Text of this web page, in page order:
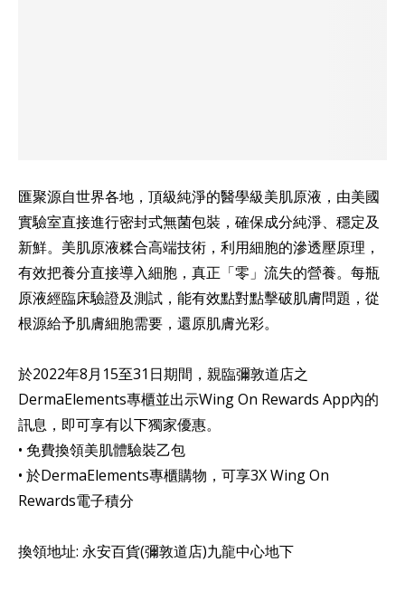
匯聚源自世界各地，頂級純淨的醫學級美肌原液，由美國
實驗室直接進行密封式無菌包裝，確保成分純淨、穩定及
新鮮。美肌原液糅合高端技術，利用細胞的滲透壓原理，
有效把養分直接導入細胞，真正「零」流失的營養。每瓶
原液經臨床驗證及測試，能有效點對點擊破肌膚問題，從
根源給予肌膚細胞需要，還原肌膚光彩。
於2022年8月15至31日期間，親臨彌敦道店之
DermaElements專櫃並出示Wing On Rewards App內的
訊息，即可享有以下獨家優惠。
• 免費換領美肌體驗裝乙包
• 於DermaElements專櫃購物，可享3X Wing On
Rewards電子積分
換領地址: 永安百貨(彌敦道店)九龍中心地下